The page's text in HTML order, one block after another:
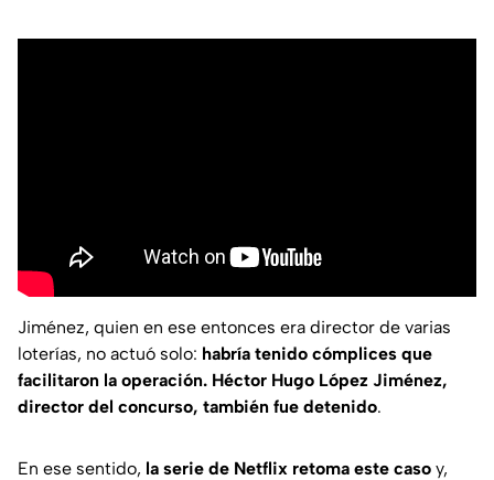
Jiménez, quien en ese entonces era director de varias
loterías, no actuó solo: habría tenido cómplices que
facilitaron la operación. Héctor Hugo López Jiménez,
director del concurso, también fue detenido.
En ese sentido, la serie de Netflix retoma este caso y,